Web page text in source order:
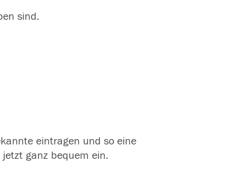
sind.
eintragen und so eine
ganz bequem ein.